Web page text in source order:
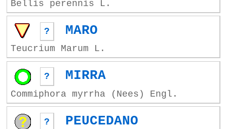
Bellis perennis L.
? MARO
Teucrium Marum L.
? MIRRA
Commiphora myrrha (Nees) Engl.
? PEUCEDANO